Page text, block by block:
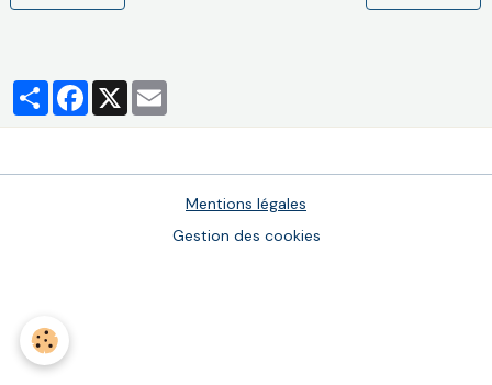
PartagerFacebook
X
Mentions légales
Gestion des cookies